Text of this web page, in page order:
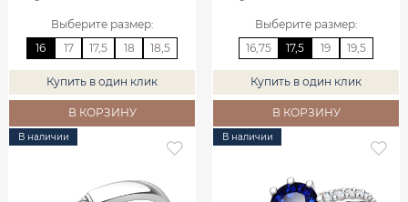
Выберите размер:
16
17 17,5 18 18,5
Купить в один клик
В КОРЗИНУ
Выберите размер:
16,75
17,5 19 19,5
Купить в один клик
В КОРЗИНУ
В наличии В наличии